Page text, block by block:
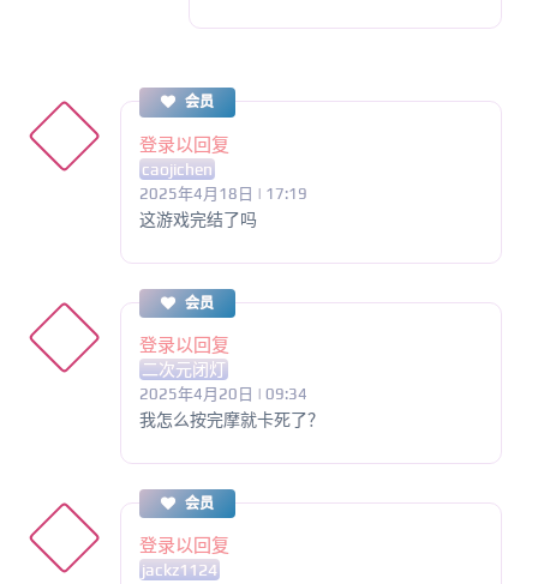
会员
登录以回复
caojichen
2025年4月18日 | 17:19
这游戏完结了吗
会员
登录以回复
二次元闭灯
2025年4月20日 | 09:34
我怎么按完摩就卡死了？
会员
登录以回复
jackz1124